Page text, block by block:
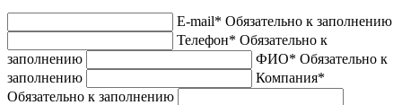
E-mail* Обязательно к заполнению
Телефон* Обязательно к
заполнению
ФИО* Обязательно к
заполнению
Компания*
Обязательно к заполнению